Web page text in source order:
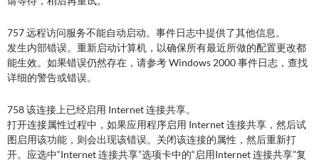
757 远程访问服务不能自动启动。事件日志中提供了其他信息。
发生内部错误。重新启动计算机，以确保所有最近所做的配置更改都
能生效。如果错误仍然存在，请参考 Windows 2000 事件日志，查找
详细的警告或错误。
758 该连接上已经启用 Internet 连接共享。
打开连接属性过程中，如果应用程序启用 Internet 连接共享，然后试
图启用该功能，则会出现该错误。关闭该连接的属性，然后重新打
开。应选中“Internet 连接共享”选项卡中的“启用Internet 连接共享”复